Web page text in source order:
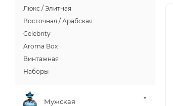
Люкс / Элитная
Восточная / Арабская
Celebrity
Aroma Box
Винтажная
Наборы
Мужская